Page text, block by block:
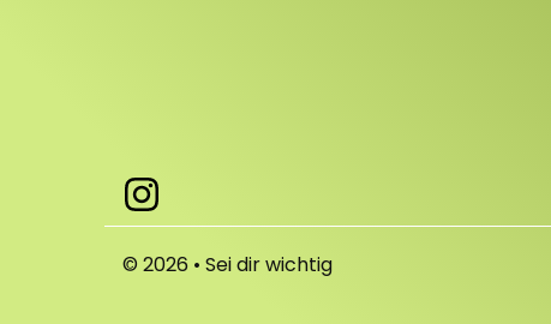
© 2026 • Sei dir wichtig